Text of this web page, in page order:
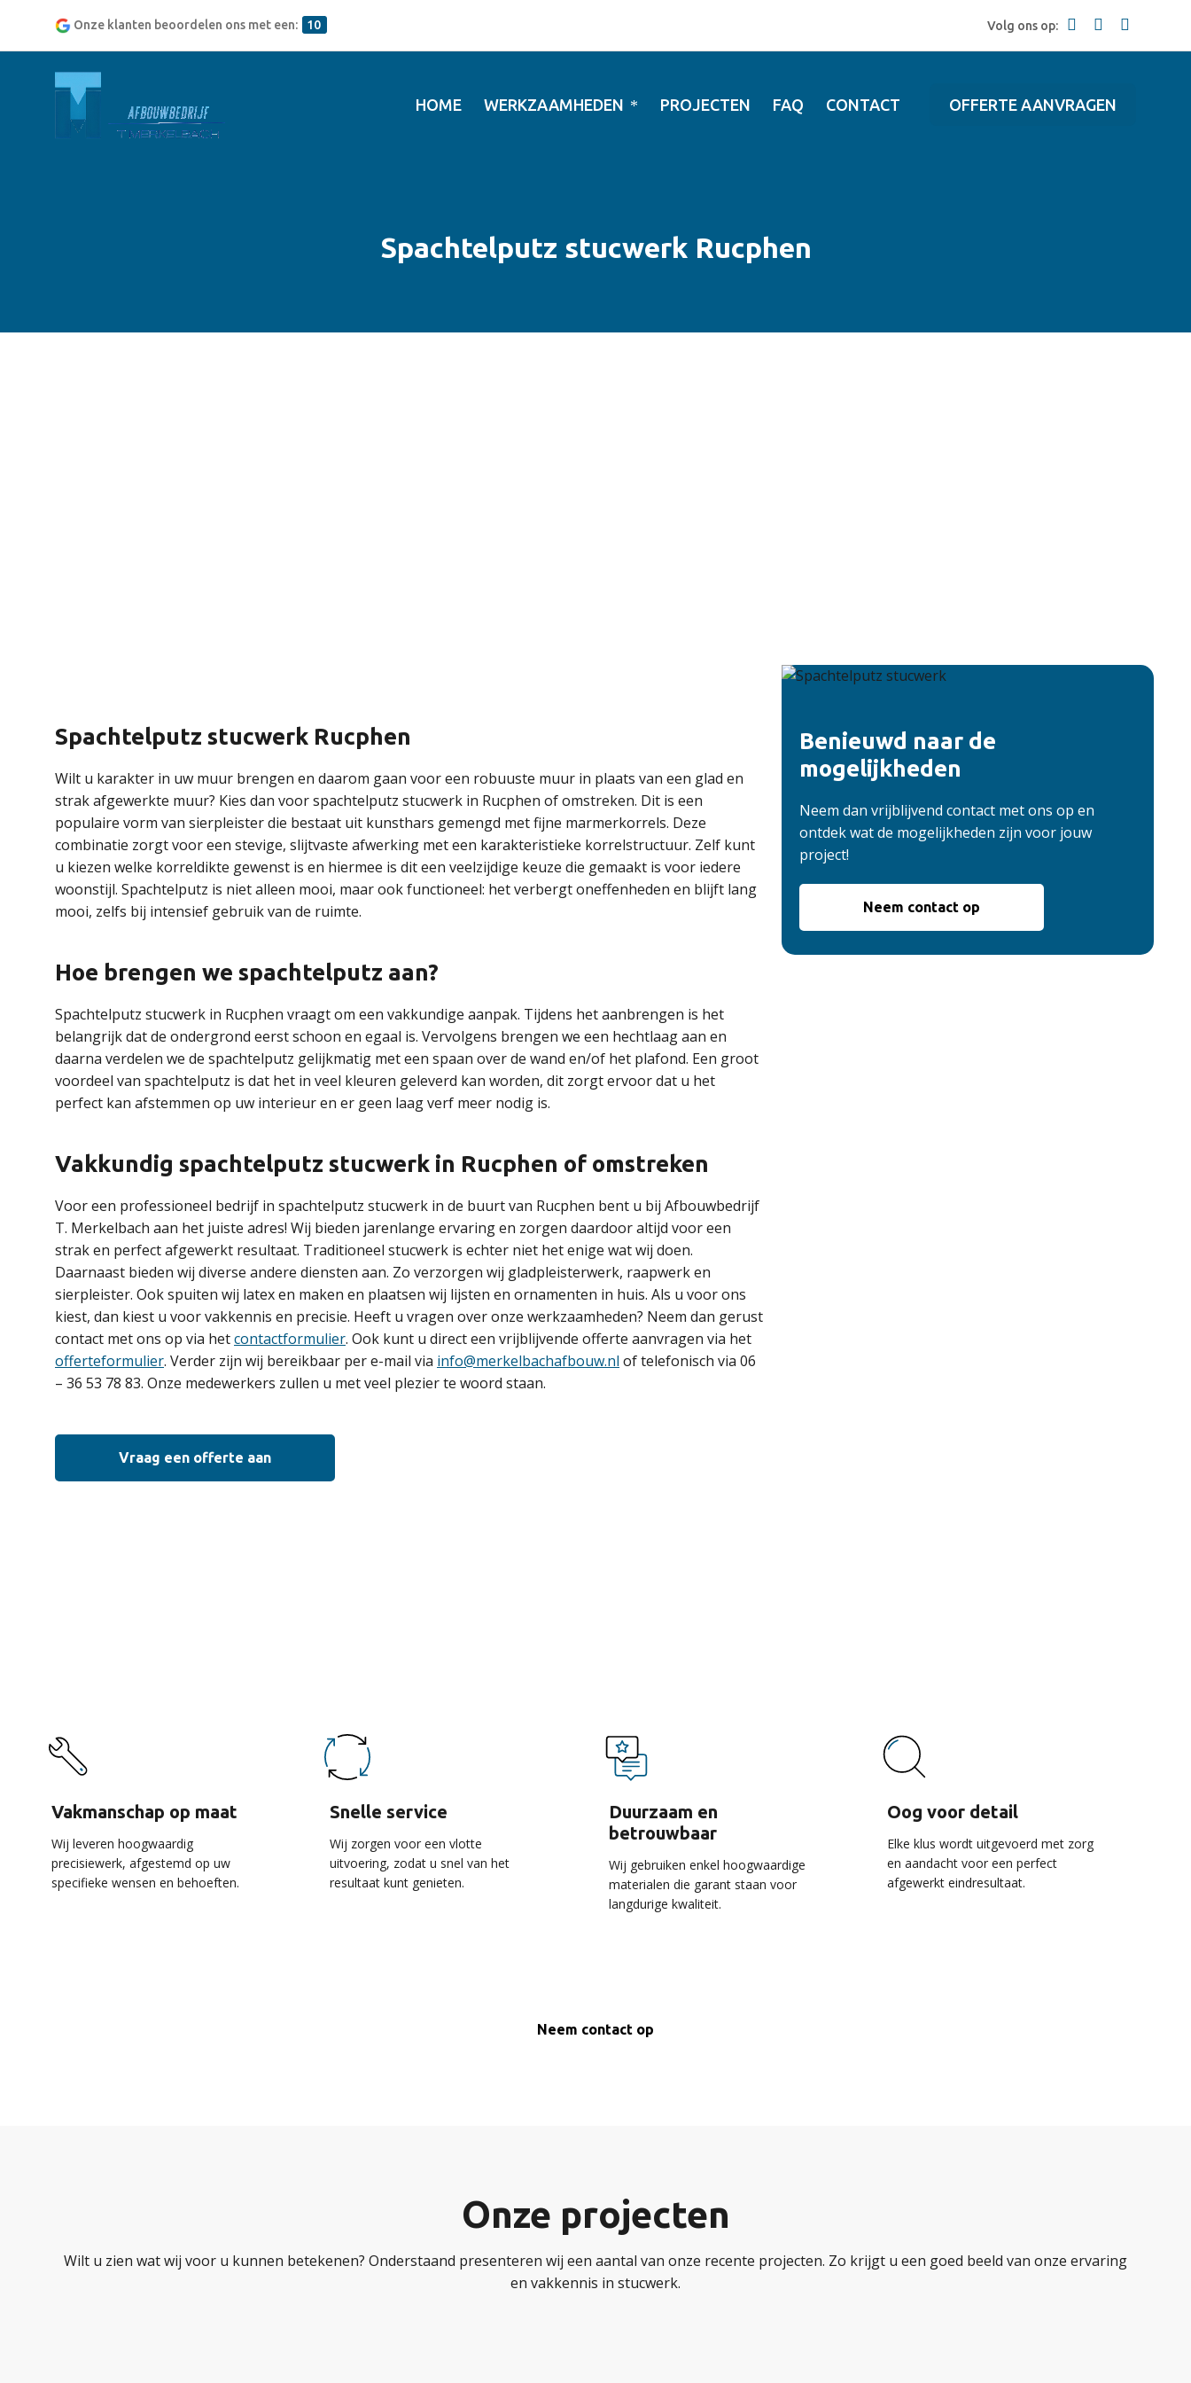
Onze klanten beoordelen ons met een: 10 Volg ons op:
HOME WERKZAAMHEDEN PROJECTEN FAQ CONTACT OFFERTE AANVRAGEN
Spachtelputz stucwerk Rucphen
Spachtelputz stucwerk Rucphen
Wilt u karakter in uw muur brengen en daarom gaan voor een robuuste muur in plaats van een glad en
strak afgewerkte muur? Kies dan voor spachtelputz stucwerk in Rucphen of omstreken. Dit is een
populaire vorm van sierpleister die bestaat uit kunsthars gemengd met fijne marmerkorrels. Deze
combinatie zorgt voor een stevige, slijtvaste afwerking met een karakteristieke korrelstructuur. Zelf kunt
u kiezen welke korreldikte gewenst is en hiermee is dit een veelzijdige keuze die gemaakt is voor iedere
woonstijl. Spachtelputz is niet alleen mooi, maar ook functioneel: het verbergt oneffenheden en blijft lang
mooi, zelfs bij intensief gebruik van de ruimte.
Hoe brengen we spachtelputz aan?
Spachtelputz stucwerk in Rucphen vraagt om een vakkundige aanpak. Tijdens het aanbrengen is het
belangrijk dat de ondergrond eerst schoon en egaal is. Vervolgens brengen we een hechtlaag aan en
daarna verdelen we de spachtelputz gelijkmatig met een spaan over de wand en/of het plafond. Een groot
voordeel van spachtelputz is dat het in veel kleuren geleverd kan worden, dit zorgt ervoor dat u het
perfect kan afstemmen op uw interieur en er geen laag verf meer nodig is.
Vakkundig spachtelputz stucwerk in Rucphen of omstreken
Voor een professioneel bedrijf in spachtelputz stucwerk in de buurt van Rucphen bent u bij Afbouwbedrijf
T. Merkelbach aan het juiste adres! Wij bieden jarenlange ervaring en zorgen daardoor altijd voor een
strak en perfect afgewerkt resultaat. Traditioneel stucwerk is echter niet het enige wat wij doen.
Daarnaast bieden wij diverse andere diensten aan. Zo verzorgen wij gladpleisterwerk, raapwerk en
sierpleister. Ook spuiten wij latex en maken en plaatsen wij lijsten en ornamenten in huis. Als u voor ons
kiest, dan kiest u voor vakkennis en precisie. Heeft u vragen over onze werkzaamheden? Neem dan gerust
contact met ons op via hetcontactformulier. Ook kunt u direct een vrijblijvende offerte aanvragen via het
offerteformulier. Verder zijn wij bereikbaar per e-mail via info@merkelbachafbouw.nl of telefonisch via 06
– 36 53 78 83. Onze medewerkers zullen u met veel plezier te woord staan.
Vraag een offerte aan
Benieuwd naar de
mogelijkheden
Neem dan vrijblijvend contact met ons op en
ontdek wat de mogelijkheden zijn voor jouw
project!
Neem contact op
Vakmanschap op maat
Wij leveren hoogwaardig
precisiewerk, afgestemd op uw
specifieke wensen en behoeften.
Snelle service
Wij zorgen voor een vlotte
uitvoering, zodat u snel van het
resultaat kunt genieten.
Duurzaam en
betrouwbaar
Wij gebruiken enkel hoogwaardige
materialen die garant staan voor
langdurige kwaliteit.
Oog voor detail
Elke klus wordt uitgevoerd met zorg
en aandacht voor een perfect
afgewerkt eindresultaat.
Neem contact op
Onze projecten
Wilt u zien wat wij voor u kunnen betekenen? Onderstaand presenteren wij een aantal van onze recente projecten. Zo krijgt u een goed beeld van onze ervaring
en vakkennis in stucwerk.